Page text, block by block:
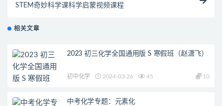
STEM奇妙科学课科学启蒙视频课程
相关文章
2023 初三化学全国通用版 S 寒假班（赵潇飞）
初中化学 2024-03-26 45 10
中考化学专题：元素化